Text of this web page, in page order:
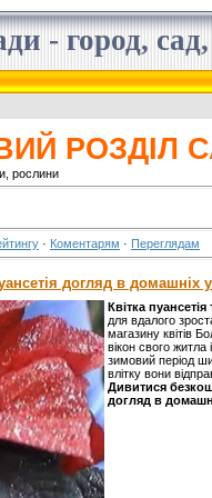
- город,
РОЗДІЛ
рослини
· Коментарям · Переглядам
догляд в домашніх
Квітка
для вдалого
магазину квітів
вікон свого
зимовий період
влітку вони
Дивитися
догляд в